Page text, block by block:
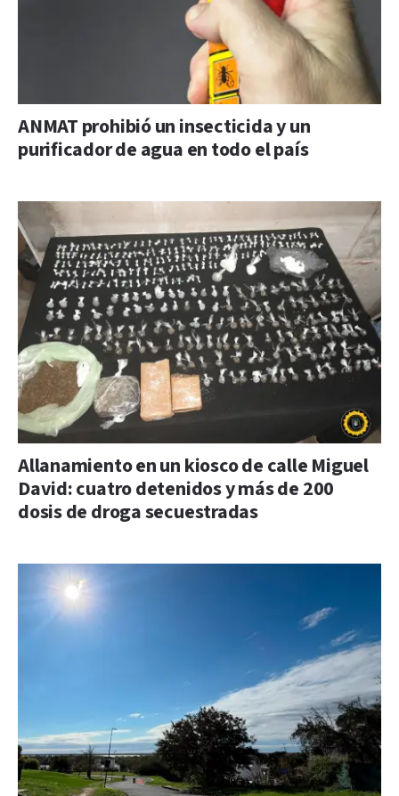
ANMAT prohibió un insecticida y un
purificador de agua en todo el país
Allanamiento en un kiosco de calle Miguel
David: cuatro detenidos y más de 200
dosis de droga secuestradas